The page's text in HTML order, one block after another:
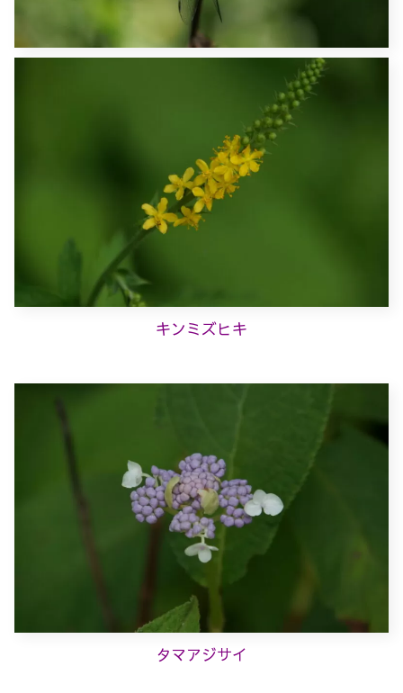
キンミズヒキ
タマアジサイ